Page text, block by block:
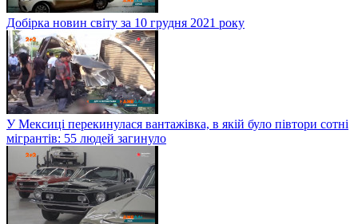
Добірка новин світу за 10 грудня 2021 року
У Мексиці перекинулася вантажівка, в якій було півтори сотні
мігрантів: 55 людей загинуло